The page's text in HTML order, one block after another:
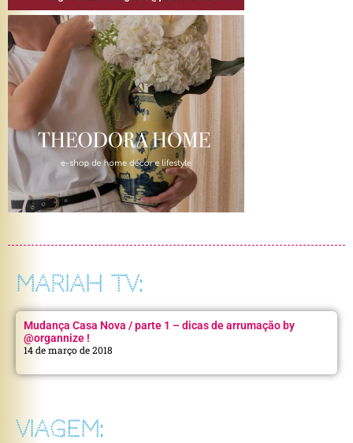
MARIAH TV:
Mudança Casa Nova / parte 1 – dicas de arrumação by
@organnize !
14 de março de 2018
VIAGEM: